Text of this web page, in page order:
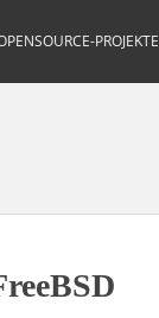
PROJEKTE